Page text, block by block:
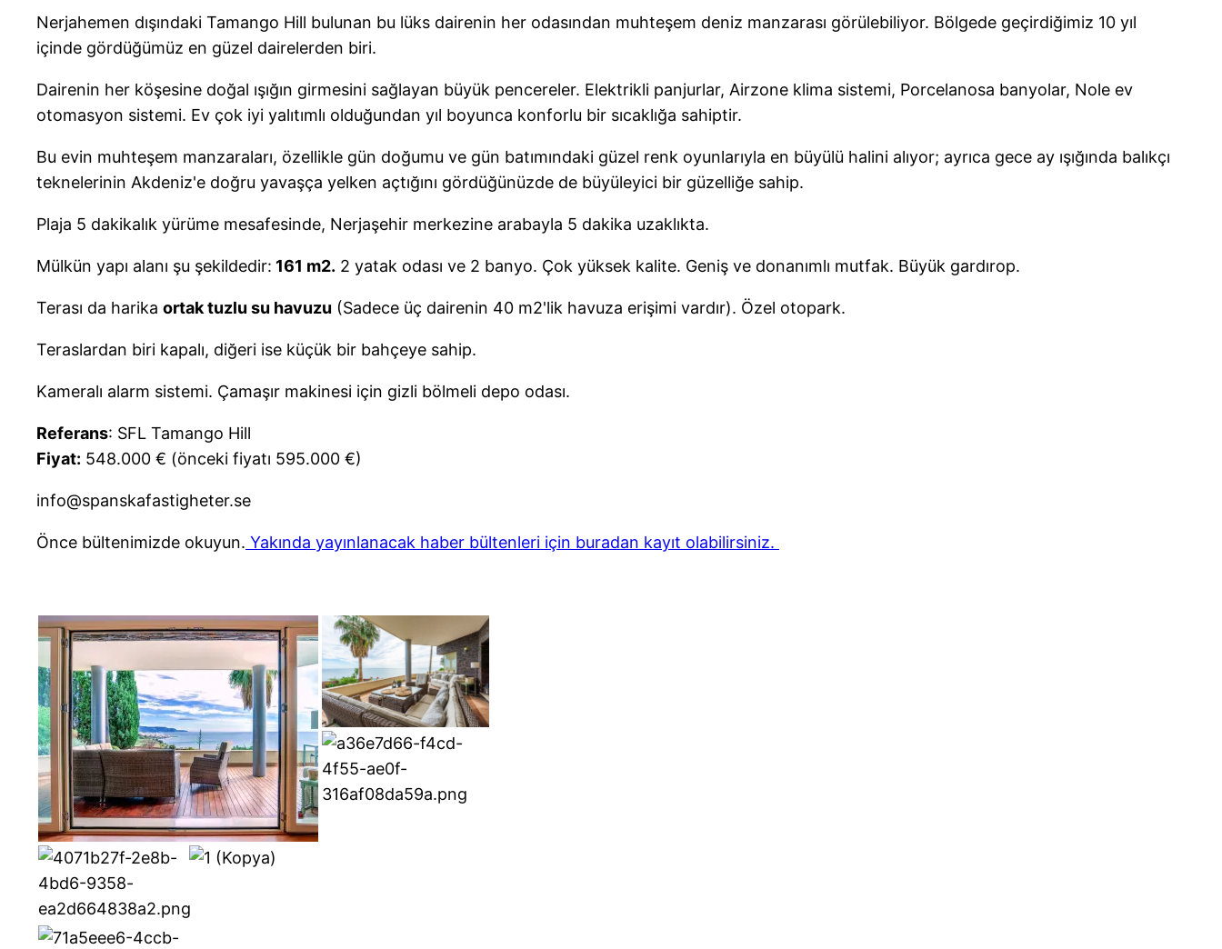
Nerjahemen dışındaki Tamango Hill bulunan bu lüks dairenin her odasından muhteşem deniz manzarası görülebiliyor. Bölgede geçirdiğimiz 10 yıl
içinde gördüğümüz en güzel dairelerden biri.
Dairenin her köşesine doğal ışığın girmesini sağlayan büyük pencereler. Elektrikli panjurlar, Airzone klima sistemi, Porcelanosa banyolar, Nole ev
otomasyon sistemi. Ev çok iyi yalıtımlı olduğundan yıl boyunca konforlu bir sıcaklığa sahiptir.
Bu evin muhteşem manzaraları, özellikle gün doğumu ve gün batımındaki güzel renk oyunlarıyla en büyülü halini alıyor; ayrıca gece ay ışığında balıkçı
teknelerinin Akdeniz'e doğru yavaşça yelken açtığını gördüğünüzde de büyüleyici bir güzelliğe sahip.
Plaja 5 dakikalık yürüme mesafesinde, Nerjaşehir merkezine arabayla 5 dakika uzaklıkta.
Mülkün yapı alanı şu şekildedir: 161 m2. 2 yatak odası ve 2 banyo. Çok yüksek kalite. Geniş ve donanımlı mutfak. Büyük gardırop.
Terası da harika ortak tuzlu su havuzu (Sadece üç dairenin 40 m2'lik havuza erişimi vardır). Özel otopark.
Teraslardan biri kapalı, diğeri ise küçük bir bahçeye sahip.
Kameralı alarm sistemi. Çamaşır makinesi için gizli bölmeli depo odası.
Referans: SFL Tamango Hill
Fiyat: 548.000 € (önceki fiyatı 595.000 €)
info@spanskafastigheter.se
Önce bültenimizde okuyun. Yakında yayınlanacak haber bültenleri için buradan kayıt olabilirsiniz.